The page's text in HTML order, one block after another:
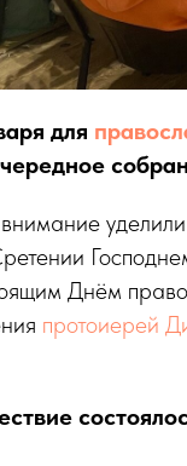
для
Днём
протоиерей